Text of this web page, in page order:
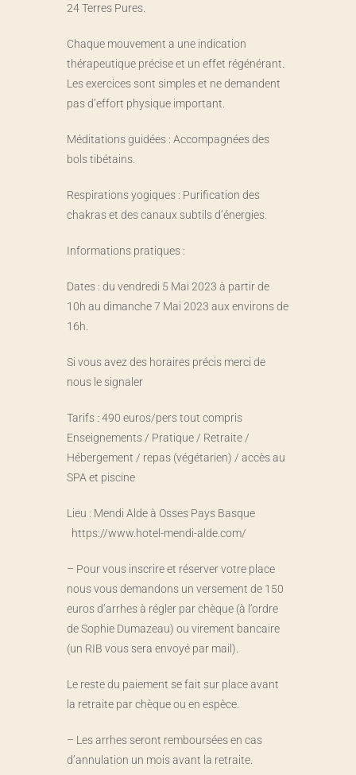
24 Terres Pures.
Chaque mouvement a une indication
thérapeutique précise et un effet régénérant.
Les exercices sont simples et ne demandent
pas d’effort physique important.
Méditations guidées : Accompagnées des
bols tibétains.
Respirations yogiques : Purification des
chakras et des canaux subtils d’énergies.
Informations pratiques :
Dates : du vendredi 5 Mai 2023 à partir de
10h au dimanche 7 Mai 2023 aux environs de
16h.
Si vous avez des horaires précis merci de
nous le signaler
Tarifs : 490 euros/pers tout compris
Enseignements / Pratique / Retraite /
Hébergement / repas (végétarien) / accès au
SPA et piscine
Lieu : Mendi Alde à Osses Pays Basque
https://www.hotel-mendi-alde.com/
– Pour vous inscrire et réserver votre place
nous vous demandons un versement de 150
euros d’arrhes à régler par chèque (à l’ordre
de Sophie Dumazeau) ou virement bancaire
(un RIB vous sera envoyé par mail).
Le reste du paiement se fait sur place avant
la retraite par chèque ou en espèce.
– Les arrhes seront remboursées en cas
d’annulation un mois avant la retraite.